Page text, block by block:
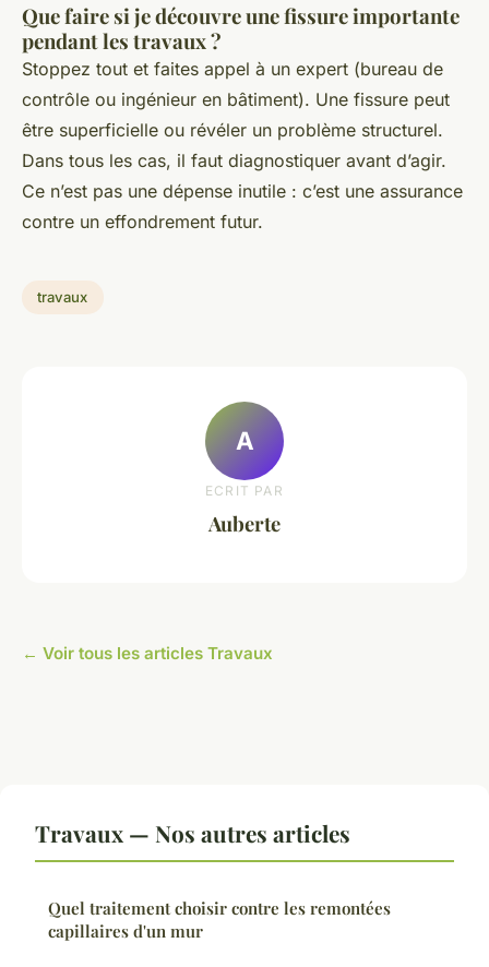
Que faire si je découvre une fissure importante
pendant les travaux ?
Stoppez tout et faites appel à un expert (bureau de
contrôle ou ingénieur en bâtiment). Une fissure peut
être superficielle ou révéler un problème structurel.
Dans tous les cas, il faut diagnostiquer avant d’agir.
Ce n’est pas une dépense inutile : c’est une assurance
contre un effondrement futur.
travaux
A
ECRIT PAR
Auberte
← Voir tous les articles Travaux
Travaux — Nos autres articles
Quel traitement choisir contre les remontées
capillaires d'un mur